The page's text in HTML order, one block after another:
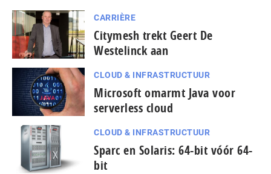
CARRIÈRE
Citymesh trekt Geert De
Westelinck aan
CLOUD & INFRASTRUCTUUR
Microsoft omarmt Java voor
serverless cloud
CLOUD & INFRASTRUCTUUR
Sparc en Solaris: 64-bit vóór 64-
bit